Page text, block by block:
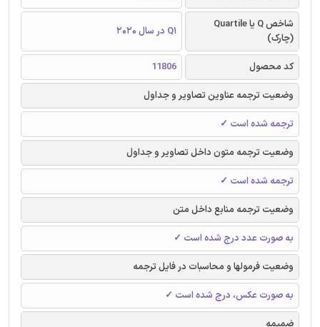
شاخص Q یا Quartile
(چارک)
Q1 در سال 2020
کد محصول
11806
وضعیت ترجمه عناوین تصاویر و جداول
ترجمه شده است ✓
وضعیت ترجمه متون داخل تصاویر و جداول
ترجمه شده است ✓
وضعیت ترجمه منابع داخل متن
به صورت عدد درج شده است ✓
وضعیت فرمولها و محاسبات در فایل ترجمه
به صورت عکس، درج شده است ✓
ضمیمه